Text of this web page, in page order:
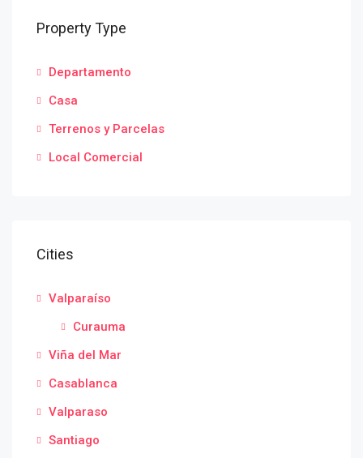
Property Type
Departamento
Casa
Terrenos y Parcelas
Local Comercial
Cities
Valparaíso
Curauma
Viña del Mar
Casablanca
Valparaso
Santiago